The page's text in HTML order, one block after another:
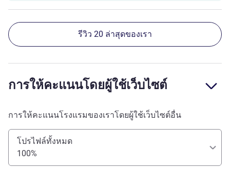
รีวิว 20 ล่าสุดของเรา
การให้คะแนนโดยผู้ใช้เว็บไซต์
การให้คะแนนโรงแรมของเราโดยผู้ใช้เว็บไซต์อื่น
โปรไฟล์ทั้งหมด
100%